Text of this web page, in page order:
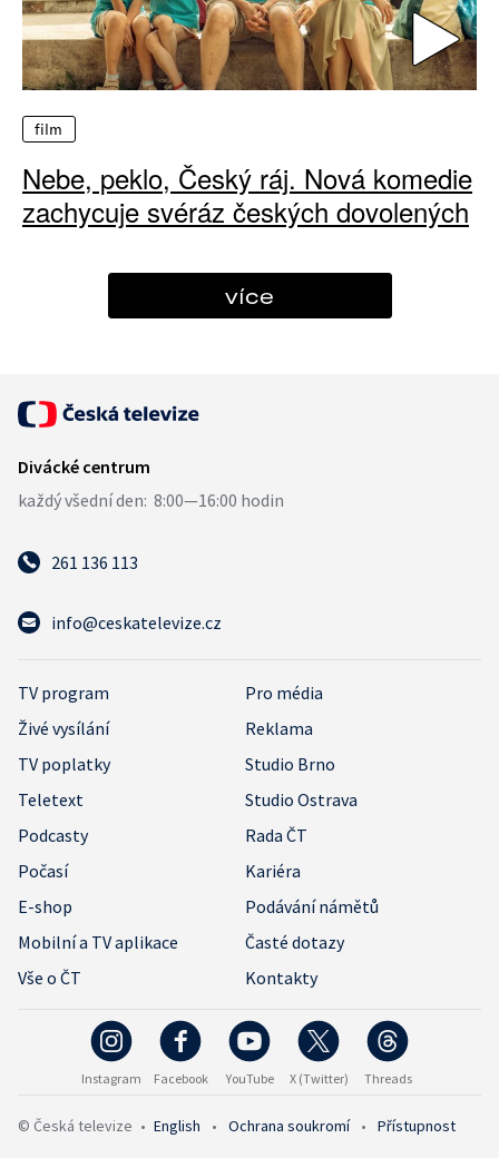
film
Nebe, peklo, Český ráj. Nová komedie
zachycuje svéráz českých dovolených
více
261 136 113
info@ceskatelevize.cz
TV program
Pro média
Živé vysílání
Reklama
TV poplatky
Studio Brno
Teletext
Studio Ostrava
Podcasty
Rada ČT
Počasí
Kariéra
E-shop
Podávání námětů
Mobilní a TV aplikace
Časté dotazy
Vše o ČT
Kontakty
Instagram Facebook YouTube X (Twitter) Threads
© Česká televize • English • Ochrana soukromí • Přístupnost